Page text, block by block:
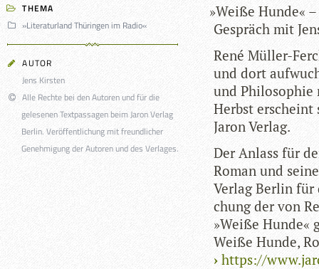
THEMA
»Literaturland Thüringen im Radio«
AUTOR
Jens Kirsten
Alle Rechte bei den Autoren und für die
gelesenen Textpassagen beim Jaron Verlag
Berlin. Veröffentlichung mit freundlicher
Genehmigung der Autoren und des Verlages.
»Weiße Hunde«
Gespräch mit
René Mül­ler-
und dort
und Phi­lo­so­phie
Herbst erscheint
Jaron Verlag.
Der Anlass für
Roman und
Ver­lag Ber­lin
chung der von
»Weiße Hunde«
Weiße Hunde,
https://